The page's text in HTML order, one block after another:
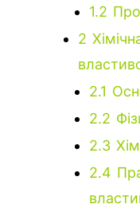
1.2
2
2.1
2.2
2.3
2.4